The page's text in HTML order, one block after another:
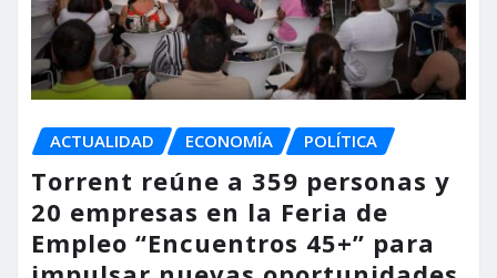
ACTUALIDAD ECONOMÍA POLÍTICA
Torrent reúne a 359 personas y
20 empresas en la Feria de
Empleo “Encuentros 45+” para